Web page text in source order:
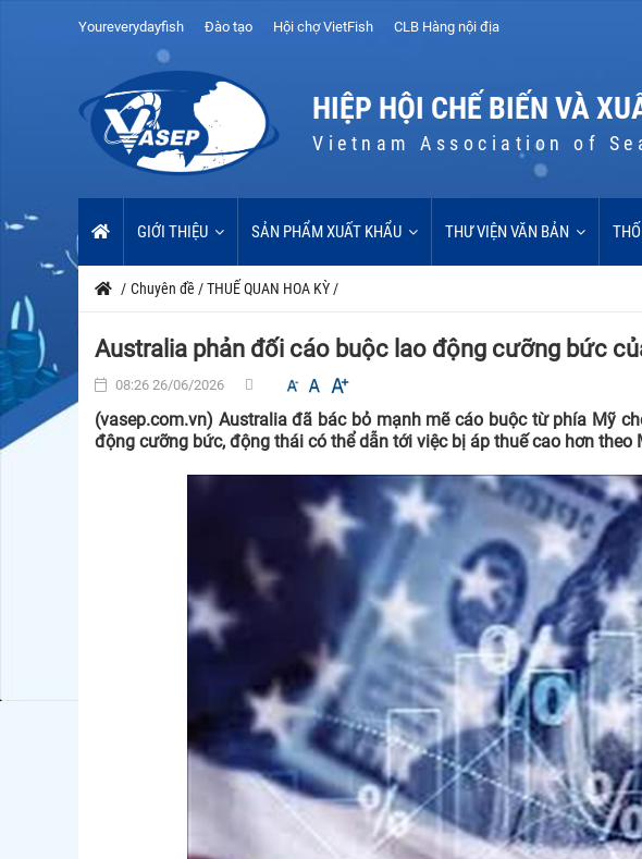
Youreverydayfish Đào tạo Hội chợ VietFish CLB Hàng nội địa
HIỆP HỘI CHẾ BIẾN VÀ
Vietnam Association of
GIỚI THIỆU SẢN PHẨM XUẤT KHẨU THƯ VIỆN VĂN BẢN
/ Chuyên đề /THUẾ QUAN HOA KỲ /
Australia phản đối cáo buộc lao động cưỡng bức
08:26 26/06/2026
(vasep.com.vn) Australia đã bác bỏ mạnh mẽ cáo buộc từ phía Mỹ
động cưỡng bức, động thái có thể dẫn tới việc bị áp thuế cao hơn